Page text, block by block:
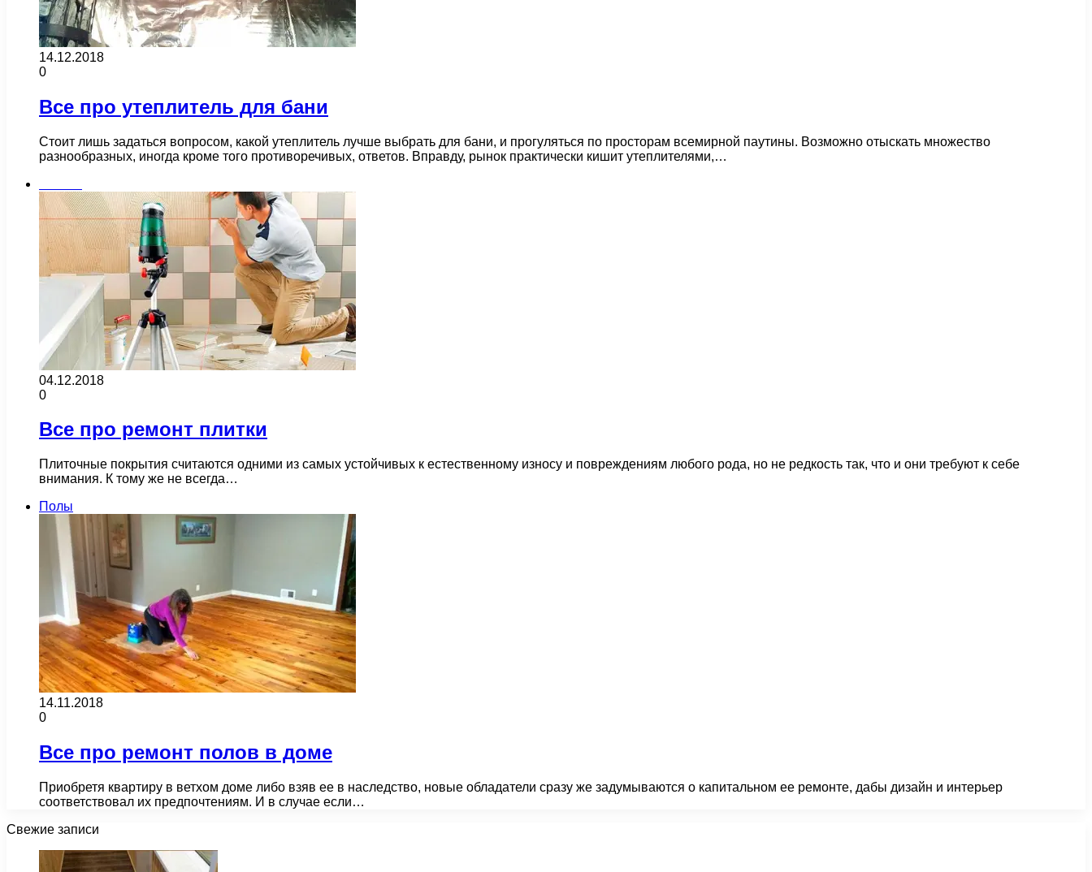
14.12.2018
0
Все про утеплитель для бани
Стоит лишь задаться вопросом, какой утеплитель лучше выбрать для бани, и прогуляться по просторам всемирной паутины. Возможно отыскать множество
разнообразных, иногда кроме того противоречивых, ответов. Вправду, рынок практически кишит утеплителями,…
04.12.2018
0
Все про ремонт плитки
Плиточные покрытия считаются одними из самых устойчивых к естественному износу и повреждениям любого рода, но не редкость так, что и они требуют к себе
внимания. К тому же не всегда…
Полы
14.11.2018
0
Все про ремонт полов в доме
Приобретя квартиру в ветхом доме либо взяв ее в наследство, новые обладатели сразу же задумываются о капитальном ее ремонте, дабы дизайн и интерьер
соответствовал их предпочтениям. И в случае если…
Свежие записи